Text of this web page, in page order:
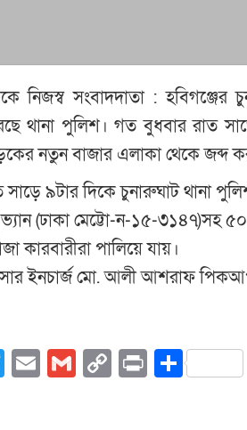
নিজস্ব সংবাদদাতা :
থানা পুলিশ। গত বুধবার রাত
নতুন বাজার এলাকা থেকে জব্দ
সাড়ে ৯টার দিকে চুনারুঘাট থানা
(ঢাকা মেট্টো-ন-১৫-৩১৪৭)সহ
কারবারীরা পালিয়ে যায়।
ইনচার্জ মো. আলী আশরাফ
Twitter
EmailGmailCopy
PrintShare